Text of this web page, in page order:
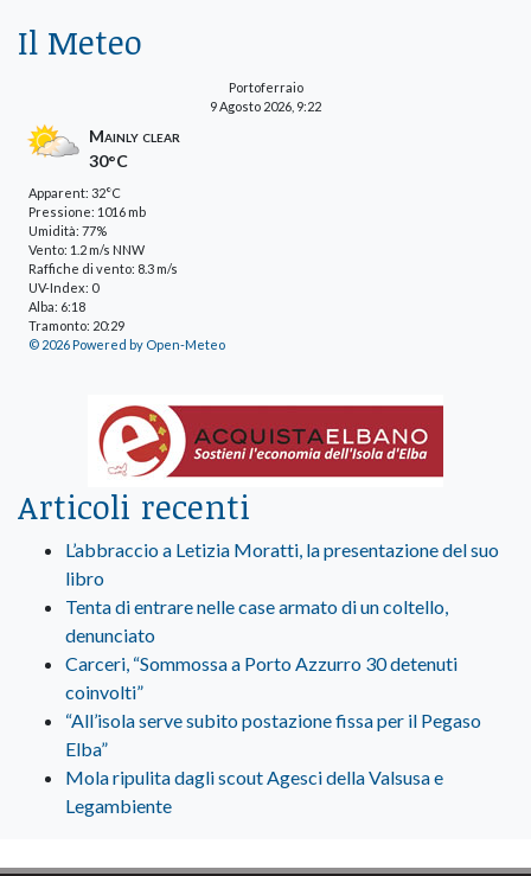
Il Meteo
Portoferraio
9 Agosto 2026, 9:22
Mainly clear
30°C
Apparent: 32°C
Pressione: 1016 mb
Umidità: 77%
Vento: 1.2 m/s NNW
Raffiche di vento: 8.3 m/s
UV-Index: 0
Alba: 6:18
Tramonto: 20:29
© 2026 Powered by Open-Meteo
Articoli recenti
L’abbraccio a Letizia Moratti, la presentazione del suo
libro
Tenta di entrare nelle case armato di un coltello,
denunciato
Carceri, “Sommossa a Porto Azzurro 30 detenuti
coinvolti”
“All’isola serve subito postazione fissa per il Pegaso
Elba”
Mola ripulita dagli scout Agesci della Valsusa e
Legambiente